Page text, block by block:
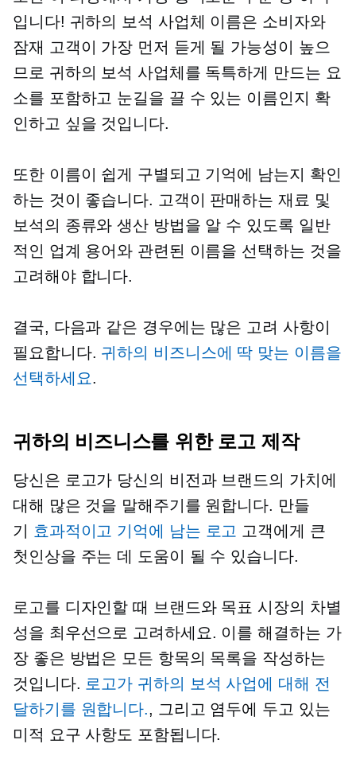
입니다! 귀하의 보석 사업체 이름은 소비자와
잠재 고객이 가장 먼저 듣게 될 가능성이 높으
므로 귀하의 보석 사업체를 독특하게 만드는 요
소를 포함하고 눈길을 끌 수 있는 이름인지 확
인하고 싶을 것입니다.
또한 이름이 쉽게 구별되고 기억에 남는지 확인
하는 것이 좋습니다. 고객이 판매하는 재료 및
보석의 종류와 생산 방법을 알 수 있도록 일반
적인 업계 용어와 관련된 이름을 선택하는 것을
고려해야 합니다.
결국, 다음과 같은 경우에는 많은 고려 사항이
필요합니다. 귀하의 비즈니스에 딱 맞는 이름을
선택하세요.
귀하의 비즈니스를 위한 로고 제작
당신은 로고가 당신의 비전과 브랜드의 가치에
대해 많은 것을 말해주기를 원합니다. 만들
기 효과적이고 기억에 남는 로고 고객에게 큰
첫인상을 주는 데 도움이 될 수 있습니다.
로고를 디자인할 때 브랜드와 목표 시장의 차별
성을 최우선으로 고려하세요. 이를 해결하는 가
장 좋은 방법은 모든 항목의 목록을 작성하는
것입니다. 로고가 귀하의 보석 사업에 대해 전
달하기를 원합니다., 그리고 염두에 두고 있는
미적 요구 사항도 포함됩니다.